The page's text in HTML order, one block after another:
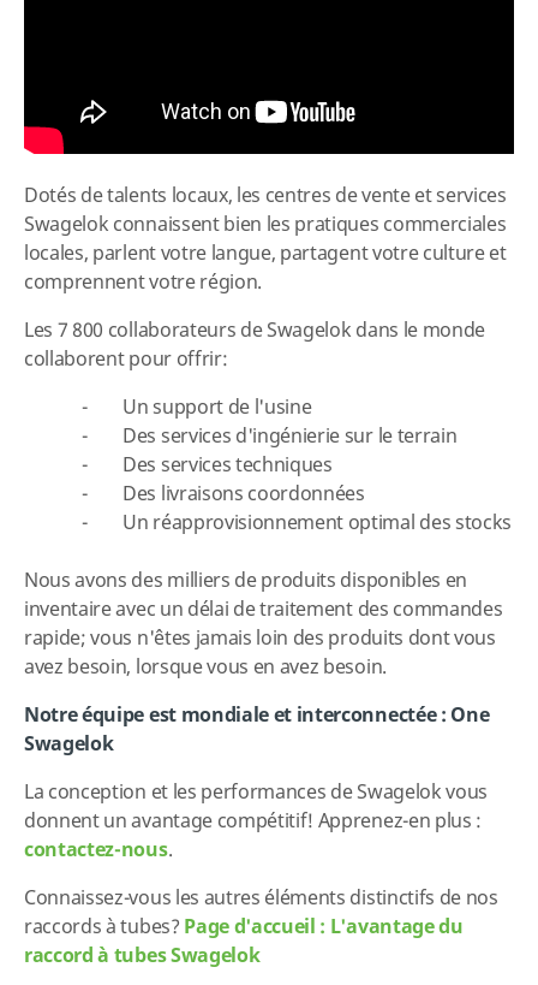
Dotés de talents locaux, les centres de vente et services
Swagelok connaissent bien les pratiques commerciales
locales, parlent votre langue, partagent votre culture et
comprennent votre région.
Les 7 800 collaborateurs de Swagelok dans le monde
collaborent pour offrir:
- Un support de l'usine
- Des services d'ingénierie sur le terrain
- Des services techniques
- Des livraisons coordonnées
- Un réapprovisionnement optimal des stocks
Nous avons des milliers de produits disponibles en
inventaire avec un délai de traitement des commandes
rapide; vous n'êtes jamais loin des produits dont vous
avez besoin, lorsque vous en avez besoin.
Notre équipe est mondiale et interconnectée : One
Swagelok
La conception et les performances de Swagelok vous
donnent un avantage compétitif! Apprenez-en plus :
contactez-nous.
Connaissez-vous les autres éléments distinctifs de nos
raccords à tubes? Page d'accueil : L'avantage du
raccord à tubes Swagelok